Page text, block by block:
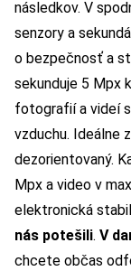
následkov. V
senzory a
o bezpečnosť a
sekunduje 5 Mpx
fotografií a videí
vzduchu. Ideálne
dezorientovaný.
Mpx a video v
elektronická
nás potešili. V
chcete občas